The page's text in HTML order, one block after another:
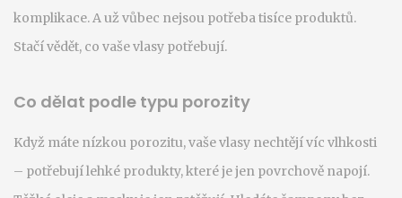
komplikace. A už vůbec nejsou potřeba tisíce produktů.
Stačí vědět, co vaše vlasy potřebují.
Co dělat podle typu porozity
Když máte nízkou porozitu, vaše vlasy nechtějí víc vlhkosti
– potřebují lehké produkty, které je jen povrchově napojí.